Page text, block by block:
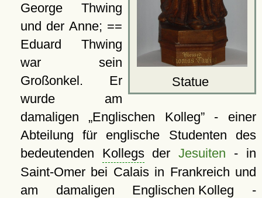
Statue
George Thwing
und der Anne; ==
Eduard Thwing
war sein
Großonkel. Er
wurde am
damaligen Englischen Kolleg - einer
Abteilung für englische Studenten des
bedeutenden KollegsderJesuiten - in
Saint-Omer bei Calais in Frankreich und
am damaligen Englischen Kolleg -